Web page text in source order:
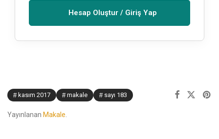
Hesap Oluştur / Giriş Yap
kasım 2017 makale sayı 183
Yayınlanan Makale